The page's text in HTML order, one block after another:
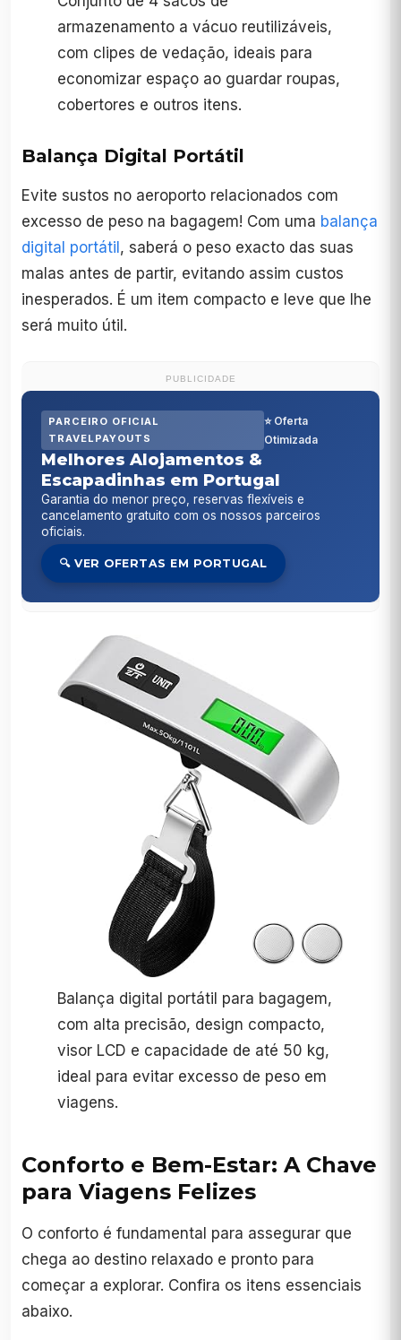
armazenamento a vácuo reutilizáveis,
com clipes de vedação, ideais para
economizar espaço ao guardar roupas,
cobertores e outros itens.
Balança Digital Portátil
Evite sustos no aeroporto relacionados com
excesso de peso na bagagem! Com uma balança
digital portátil , saberá o peso exacto das suas
malas antes de partir, evitando assim custos
inesperados. É um item compacto e leve que lhe
será muito útil.
PUBLICIDADE
PARCEIRO OFICIAL
TRAVELPAYOUTS
⭐ Oferta
Otimizada
Melhores Alojamentos &
Escapadinhas em Portugal
Garantia do menor preço, reservas flexíveis e
cancelamento gratuito com os nossos parceiros
oficiais.
🔍 VER OFERTAS EM PORTUGAL
Balança digital portátil para bagagem,
com alta precisão, design compacto,
visor LCD e capacidade de até 50 kg,
ideal para evitar excesso de peso em
viagens.
Conforto e Bem-Estar: A Chave
para Viagens Felizes
O conforto é fundamental para assegurar que
chega ao destino relaxado e pronto para
começar a explorar. Confira os itens essenciais
abaixo.